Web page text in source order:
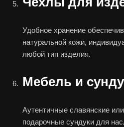
Удобное хранение
натуральной кожи,
любой тип изделия.
Мебель и
Аутентичные славянские
подарочные сундуки для